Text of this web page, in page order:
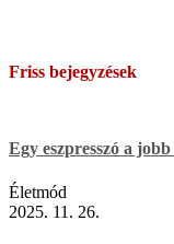
Friss bejegyzések
Egy eszpresszó a
Életmód
2025. 11. 26.